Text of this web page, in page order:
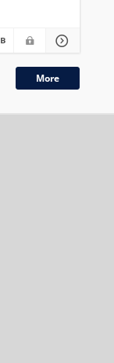
More